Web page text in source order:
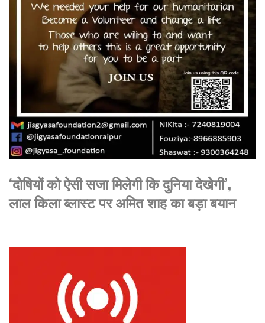
‘दोषियों को ऐसी सजा मिलेगी कि दुनिया देखेगी’,
लाल किला ब्लास्ट पर अमित शाह का बड़ा बयान